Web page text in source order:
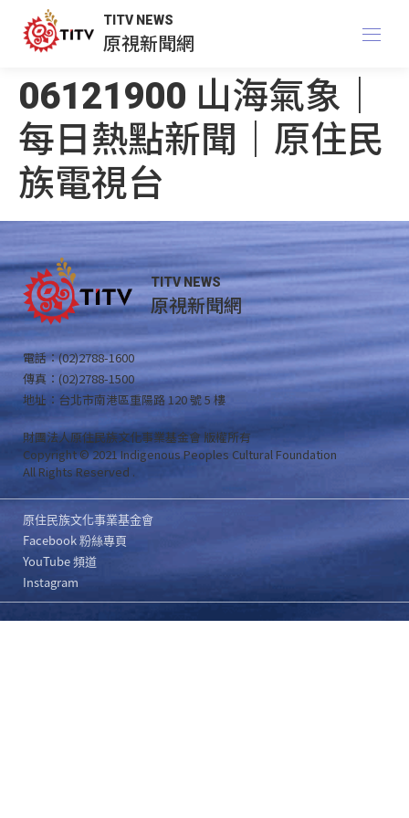
TITV NEWS
原視新聞網
06121900 山海氣象｜
每日熱點新聞｜原住民
族電視台
TITV NEWS
原視新聞網
電話：(02)2788-1600
傳真：(02)2788-1500
地址：台北市南港區重陽路 120 號 5 樓
財團法人原住民族文化事業基金會 版權所有
Copyright © 2021 Indigenous Peoples Cultural Foundation
All Rights Reserved .
原住民族文化事業基金會
Facebook 粉絲專頁
YouTube 頻道
Instagram